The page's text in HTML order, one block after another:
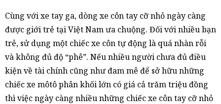
Cùng với xe tay ga, dòng xe côn tay cỡ nhỏ ngày càng
được giới trẻ tại Việt Nam ưa chuộng. Đối với nhiều bạn
trẻ, sử dụng một chiếc xe côn tự động là quá nhàn rỗi
và không đủ độ “phê”. Nếu nhiều người chưa đủ điều
kiện về tài chính cũng như đam mê để sở hữu những
chiếc xe môtô phân khối lớn có giá cả trăm triệu đồng
thì việc ngày càng nhiều những chiếc xe côn tay cỡ nhỏ